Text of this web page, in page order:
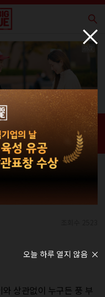
홈 / 매거진 / 신간 · 과월호
상관없이 누구든 풍 부
오늘 하루 열지 않음